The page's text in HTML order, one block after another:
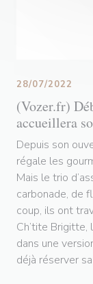
(Vozer.fr)
accueillera
28/07/2022
Depuis son
régale les
Mais le trio
carbonade, de
coup, ils ont
Ch’tite
dans une
déjà réserver